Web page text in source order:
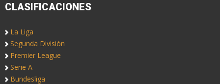
CLASIFICACIONES
La Liga
Segunda División
Premier League
Serie A
Bundesliga